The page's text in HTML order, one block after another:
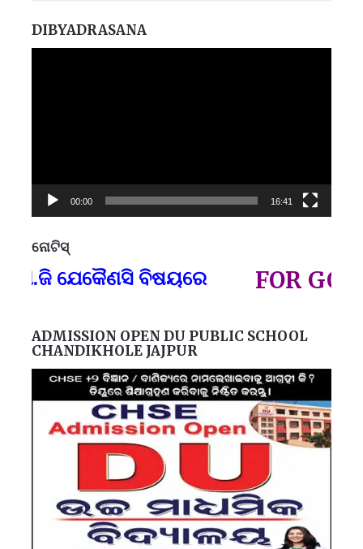
DIBYADRASANA
00:00 16:41
ନୋଟିସ୍
ଯେକୈଣସି ବିଷୟରେ FOR GOVT
ADMISSION OPEN DU PUBLIC SCHOOL
CHANDIKHOLE JAJPUR